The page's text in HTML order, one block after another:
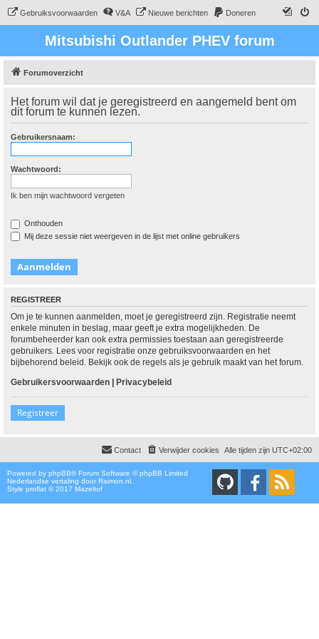
Gebruiksvoorwaarden V&A Nieuwe berichten Doneren
Mitsubishi Outlander PHEV forum
Forumoverzicht
Het forum wil dat je geregistreerd en aangemeld bent om
dit forum te kunnen lezen.
Gebruikersnaam:
Wachtwoord:
Ik ben mijn wachtwoord vergeten
Onthouden
Mij deze sessie niet weergeven in de lijst met online gebruikers
REGISTREER
Om je te kunnen aanmelden, moet je geregistreerd zijn. Registratie neemt
enkele minuten in beslag, maar geeft je extra mogelijkheden. De
forumbeheerder kan ook extra permissies toestaan aan geregistreerde
gebruikers. Lees voor registratie onze gebruiksvoorwaarden en het
bijbehorend beleid. Bekijk ook de regels als je gebruik maakt van het forum.
Gebruikersvoorwaarden | Privacybeleid
Registreer
Alle tijden zijn UTC+02:00
Verwijder cookies
Contact
Powered by phpBB® Forum Software © phpBB Limited
Nederlandse vertaling door Raimon.nl
Style proflat © 2017 Mazeltof